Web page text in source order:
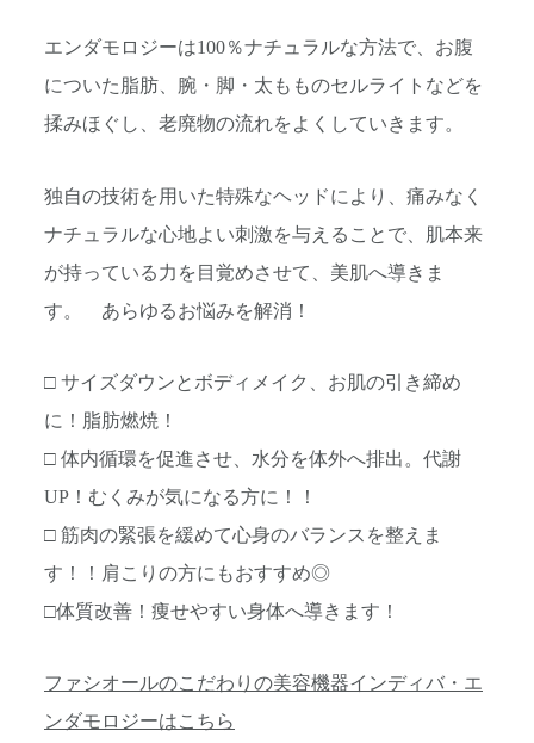
エンダモロジーは100％ナチュラルな方法で、お腹
についた脂肪、腕・脚・太もものセルライトなどを
揉みほぐし、老廃物の流れをよくしていきます。
独自の技術を用いた特殊なヘッドにより、痛みなく
ナチュラルな心地よい刺激を与えることで、肌本来
が持っている力を目覚めさせて、美肌へ導きま
す。 あらゆるお悩みを解消！
□ サイズダウンとボディメイク、お肌の引き締め
に！脂肪燃焼！
□ 体内循環を促進させ、水分を体外へ排出。代謝
UP！むくみが気になる方に！！
□ 筋肉の緊張を緩めて心身のバランスを整えま
す！！肩こりの方にもおすすめ◎
□体質改善！痩せやすい身体へ導きます！
ファシオールのこだわりの美容機器インディバ・エ
ンダモロジーはこちら